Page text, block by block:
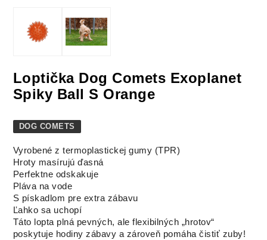
Loptička Dog Comets Exoplanet
Spiky Ball S Orange
DOG COMETS
Vyrobené z termoplastickej gumy (TPR)
Hroty masírujú ďasná
Perfektne odskakuje
Pláva na vode
S pískadlom pre extra zábavu
Ľahko sa uchopí
Táto lopta plná pevných, ale flexibilných „hrotov“
poskytuje hodiny zábavy a zároveň pomáha čistiť zuby!